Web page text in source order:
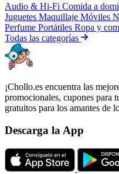
Audio & Hi-Fi Comida a
Juguetes Maquillaje Móviles
Perfume Portátiles Ropa y
Todas las categorías
¡Chollo.es encuentra las
promocionales, cupones para
gratuitos para los amantes de
Descarga la App